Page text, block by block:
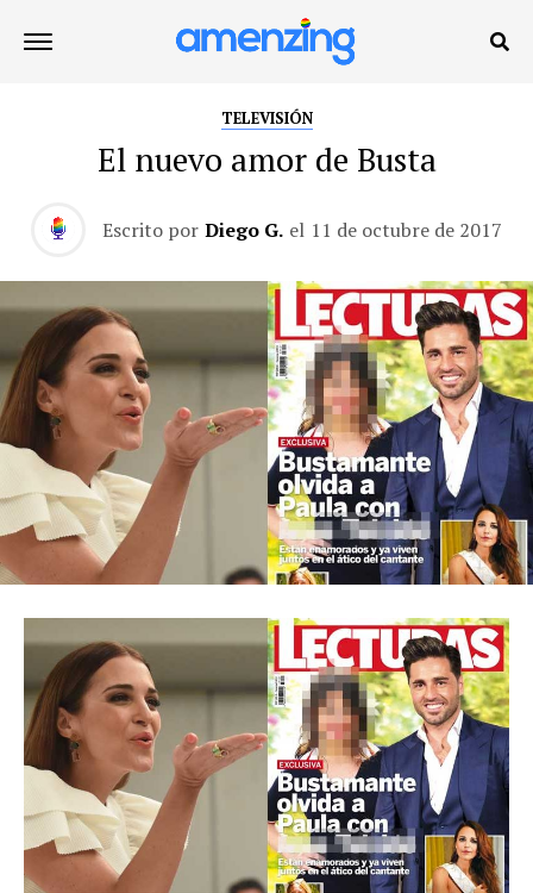
TELEVISIÓN
El nuevo amor de Busta
Escrito por Diego G. el 11 de octubre de 2017